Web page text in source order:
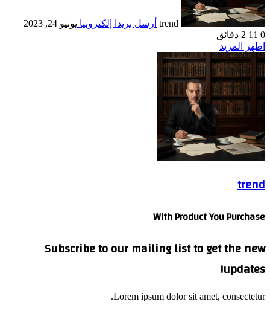
trend أرسل بريدا إلكترونيا يونيو 24, 2023
0
2 دقائق
اظهر المزيد
trend
With Product You Purchase
Subscribe to our mailing list to get the new
updates!
Lorem ipsum dolor sit amet, consectetur.